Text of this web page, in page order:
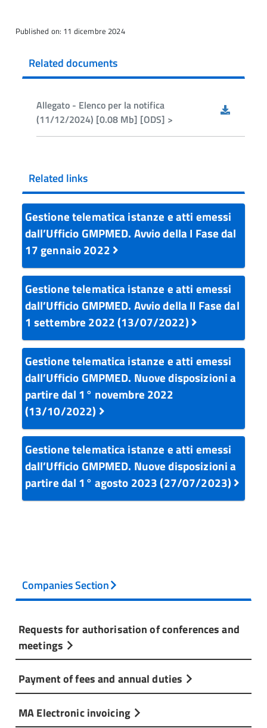
Published on: 11 dicembre 2024
Related documents
Allegato - Elenco per la notifica
(11/12/2024) [0.08 Mb] [ODS] >
Related links
Gestione telematica istanze e atti emessi
dall’Ufficio GMPMED. Avvio della I Fase dal
17 gennaio 2022
Gestione telematica istanze e atti emessi
dall’Ufficio GMPMED. Avvio della II Fase dal
1 settembre 2022 (13/07/2022)
Gestione telematica istanze e atti emessi
dall’Ufficio GMPMED. Nuove disposizioni a
partire dal 1° novembre 2022
(13/10/2022)
Gestione telematica istanze e atti emessi
dall’Ufficio GMPMED. Nuove disposizioni a
partire dal 1° agosto 2023 (27/07/2023)
Companies Section
Requests for authorisation of conferences and
meetings
Payment of fees and annual duties
MA Electronic invoicing